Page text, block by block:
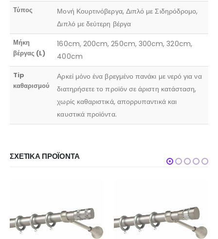
Τύπος
Μονή Κουρτινόβεργα, Διπλό με Σιδηρόδρομο,
Διπλό με δεύτερη βέργα
Μήκη
βέργας (L)
160cm, 200cm, 250cm, 300cm, 320cm,
400cm
Tip
καθαρισμού
Αρκεί μόνο ένα βρεγμένο πανάκι με νερό για να
διατηρήσετε το προϊόν σε άριστη κατάσταση,
χωρίς καθαριστικά, απορρυπαντικά και
καυστικά προϊόντα.
ΣΧΕΤΙΚΆ ΠΡΟΪΌΝΤΑ